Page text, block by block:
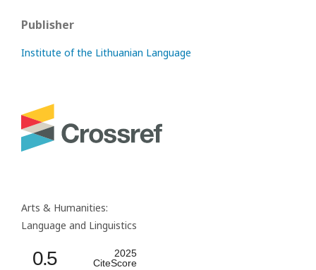
Publisher
Institute of the Lithuanian Language
Arts & Humanities:
Language and Linguistics
0.5
2025
CiteScore